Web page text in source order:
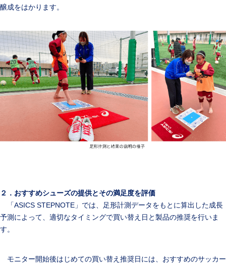
醸成をはかります。
２． おすすめシューズの提供とその満足度を評価
「ASICS STEPNOTE」では、足形計測データをもとに算出した成長
予測によって、適切なタイミングで買い替え日と製品の推奨を行いま
す。
モニター開始後はじめての買い替え推奨日には、おすすめのサッカー